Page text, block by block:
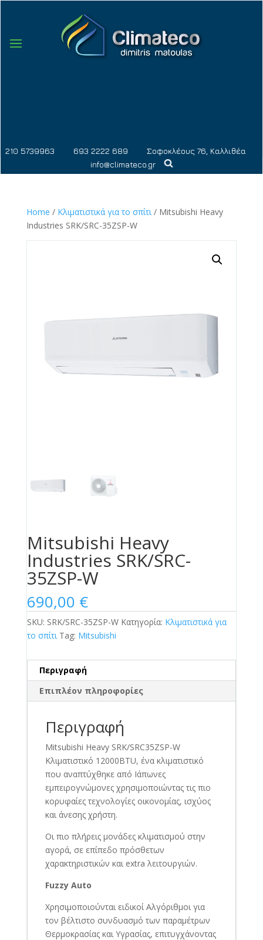
210 5739963 693 2222 689
Σοφοκλέους 76, Καλλιθέα
info@climateco.gr
Home / Κλιματιστικά για το σπίτι/ Mitsubishi Heavy
Industries SRK/SRC-35ZSP-W
Mitsubishi Heavy
Industries SRK/SRC-
35ZSP-W
690,00 €
SKU: SRK/SRC-35ZSP-W Κατηγορία: Κλιματιστικά για
το σπίτι Tag: Mitsubishi
Περιγραφή
Επιπλέον πληροφορίες
Περιγραφή
Mitsubishi Heavy SRK/SRC35ZSP-W
Κλιματιστικό 12000BTU, ένα κλιματιστικό
που αναπτύχθηκε από Ιάπωνες
εμπειρογνώμονες χρησιμοποιώντας τις πιο
κορυφαίες τεχνολογίες οικονομίας, ισχύος
και άνεσης χρήστη.
Οι πιο πλήρεις μονάδες κλιματισμού στην
αγορά, σε επίπεδο πρόσθετων
χαρακτηριστικών και extra λειτουργιών.
Fuzzy Auto
Χρησιμοποιούνται ειδικοί Αλγόριθμοι για
τον βέλτιστο συνδυασμό των παραμέτρων
Θερμοκρασίας και Υγρασίας, επιτυγχάνοντας